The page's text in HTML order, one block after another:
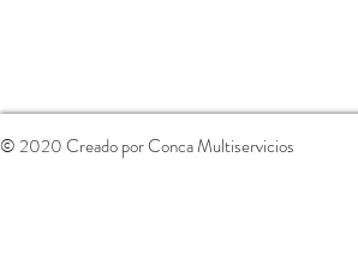
© 2020 Creado por Conca Multiservicios